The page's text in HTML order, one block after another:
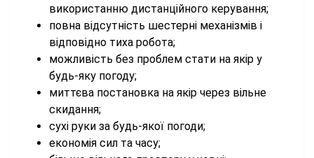
використанню дистанційного керування;
повна відсутність шестерні механізмів і
відповідно тиха робота;
можливість без проблем стати на якір у
будь-яку погоду;
миттєва постановка на якір через вільне
скидання;
сухі руки за будь-якої погоди;
економія сил та часу;